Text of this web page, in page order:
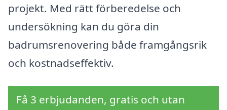
projekt. Med rätt förberedelse och
undersökning kan du göra din
badrumsrenovering både framgångsrik
och kostnadseffektiv.
Få 3 erbjudanden, gratis och utan